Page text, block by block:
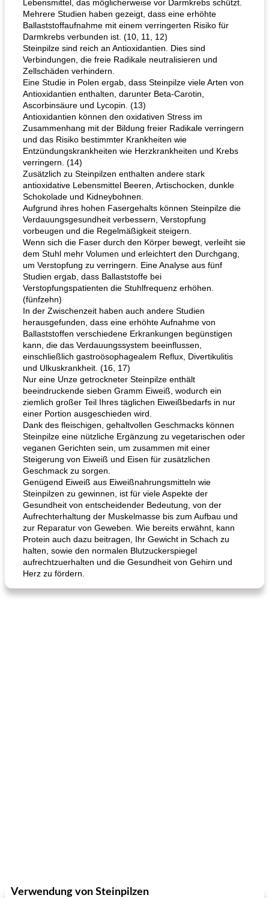
Lebensmittel, das möglicherweise vor Darmkrebs schützt.
Mehrere Studien haben gezeigt, dass eine erhöhte
Ballaststoffaufnahme mit einem verringerten Risiko für
Darmkrebs verbunden ist. (10, 11, 12)
Steinpilze sind reich an Antioxidantien. Dies sind
Verbindungen, die freie Radikale neutralisieren und
Zellschäden verhindern.
Eine Studie in Polen ergab, dass Steinpilze viele Arten von
Antioxidantien enthalten, darunter Beta-Carotin,
Ascorbinsäure und Lycopin. (13)
Antioxidantien können den oxidativen Stress im
Zusammenhang mit der Bildung freier Radikale verringern
und das Risiko bestimmter Krankheiten wie
Entzündungskrankheiten wie Herzkrankheiten und Krebs
verringern. (14)
Zusätzlich zu Steinpilzen enthalten andere stark
antioxidative Lebensmittel Beeren, Artischocken, dunkle
Schokolade und Kidneybohnen.
Aufgrund ihres hohen Fasergehalts können Steinpilze die
Verdauungsgesundheit verbessern, Verstopfung
vorbeugen und die Regelmäßigkeit steigern.
Wenn sich die Faser durch den Körper bewegt, verleiht sie
dem Stuhl mehr Volumen und erleichtert den Durchgang,
um Verstopfung zu verringern. Eine Analyse aus fünf
Studien ergab, dass Ballaststoffe bei
Verstopfungspatienten die Stuhlfrequenz erhöhen.
(fünfzehn)
In der Zwischenzeit haben auch andere Studien
herausgefunden, dass eine erhöhte Aufnahme von
Ballaststoffen verschiedene Erkrankungen begünstigen
kann, die das Verdauungssystem beeinflussen,
einschließlich gastroösophagealem Reflux, Divertikulitis
und Ulkuskrankheit. (16, 17)
Nur eine Unze getrockneter Steinpilze enthält
beeindruckende sieben Gramm Eiweiß, wodurch ein
ziemlich großer Teil Ihres täglichen Eiweißbedarfs in nur
einer Portion ausgeschieden wird.
Dank des fleischigen, gehaltvollen Geschmacks können
Steinpilze eine nützliche Ergänzung zu vegetarischen oder
veganen Gerichten sein, um zusammen mit einer
Steigerung von Eiweiß und Eisen für zusätzlichen
Geschmack zu sorgen.
Genügend Eiweiß aus Eiweißnahrungsmitteln wie
Steinpilzen zu gewinnen, ist für viele Aspekte der
Gesundheit von entscheidender Bedeutung, von der
Aufrechterhaltung der Muskelmasse bis zum Aufbau und
zur Reparatur von Geweben. Wie bereits erwähnt, kann
Protein auch dazu beitragen, Ihr Gewicht in Schach zu
halten, sowie den normalen Blutzuckerspiegel
aufrechtzuerhalten und die Gesundheit von Gehirn und
Herz zu fördern.
Verwendung von Steinpilzen